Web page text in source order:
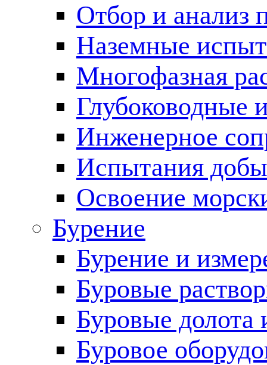
Отбор и анализ
Наземные
Многофазная
Глубоководные
Инженерное
Испытания
Освоение
Бурение
Бурение и
Буровые
Буровые долота
Буровое